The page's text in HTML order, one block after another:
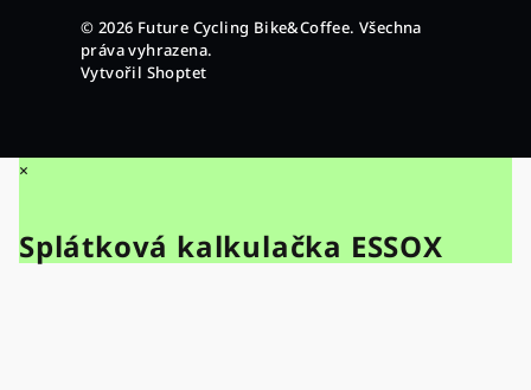
© 2026 Future Cycling Bike&Coffee. Všechna
práva vyhrazena.
Vytvořil Shoptet
×
Splátková kalkulačka ESSOX